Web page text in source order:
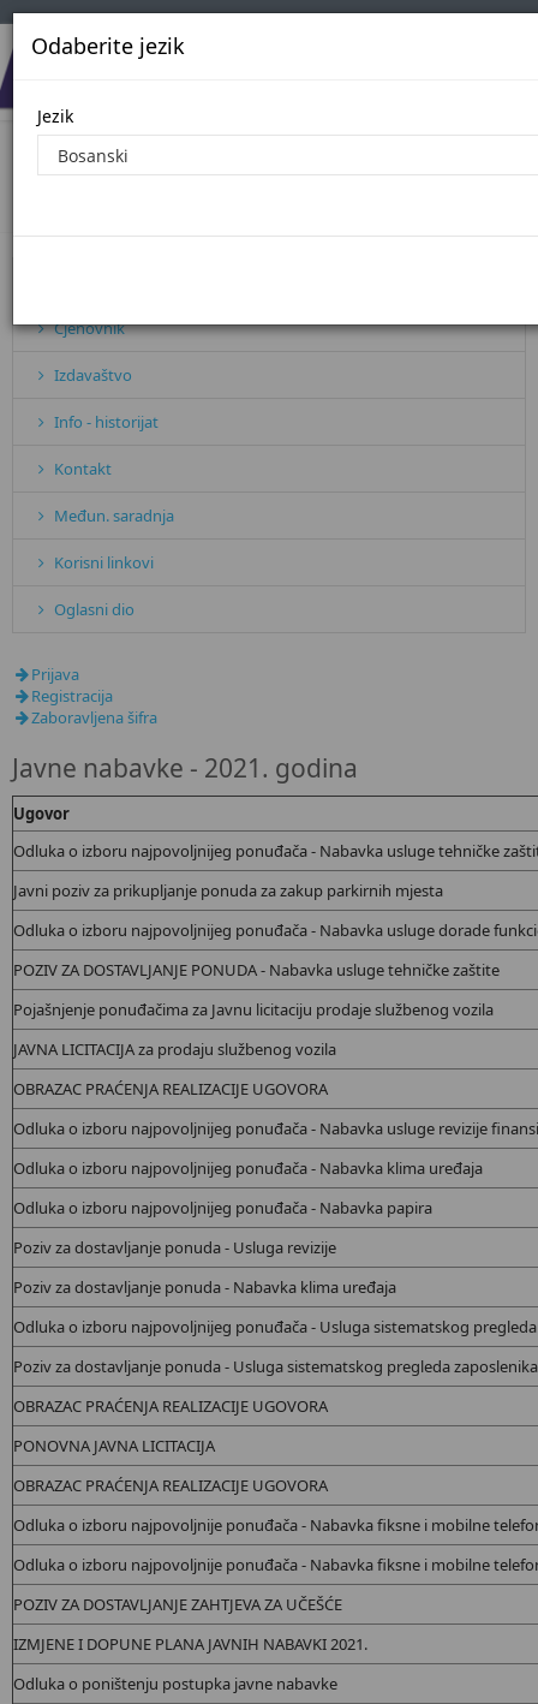
Odaberite jezik
Jezik
Javne nabavke - 2021. godina
Cjenovnik
Izdavaštvo
Info - historijat
Kontakt
Međun. saradnja
Korisni linkovi
Oglasni dio
Prijava
Registracija
Zaboravljena šifra
Javne nabavke - 2021. godina
Ugovor
Odluka o izboru najpovoljnijeg ponuđača - Nabavka usluge tehničke
Javni poziv za prikupljanje ponuda za zakup parkirnih mjesta
Odluka o izboru najpovoljnijeg ponuđača - Nabavka usluge dorade
POZIV ZA DOSTAVLJANJE PONUDA - Nabavka usluge tehničke zaštite
Pojašnjenje ponuđačima za Javnu licitaciju prodaje službenog vozila
JAVNA LICITACIJA za prodaju službenog vozila
OBRAZAC PRAĆENJA REALIZACIJE UGOVORA
Odluka o izboru najpovoljnijeg ponuđača - Nabavka usluge revizije
Odluka o izboru najpovoljnijeg ponuđača - Nabavka klima uređaja
Odluka o izboru najpovoljnijeg ponuđača - Nabavka papira
Poziv za dostavljanje ponuda - Usluga revizije
Poziv za dostavljanje ponuda - Nabavka klima uređaja
Odluka o izboru najpovoljnijeg ponuđača - Usluga sistematskog
Poziv za dostavljanje ponuda - Usluga sistematskog pregleda zaposlenika
OBRAZAC PRAĆENJA REALIZACIJE UGOVORA
PONOVNA JAVNA LICITACIJA
OBRAZAC PRAĆENJA REALIZACIJE UGOVORA
Odluka o izboru najpovoljnije ponuđača - Nabavkafiksne i mobilne
Odluka o izboru najpovoljnije ponuđača - Nabavkafiksne i mobilne
POZIV ZA DOSTAVLJANJE ZAHTJEVA ZA UČEŠĆE
IZMJENE I DOPUNE PLANA JAVNIH NABAVKI 2021.
Odluka o poništenju postupka javne nabavke